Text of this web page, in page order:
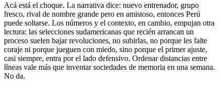
Acá está el choque. La narrativa dice: nuevo entrenador, grupo
fresco, rival de nombre grande pero en amistoso, entonces Perú
puede soltarse. Los números y el contexto, en cambio, empujan otra
lectura: las selecciones sudamericanas que recién arrancan un
proceso suelen bajar revoluciones, no subirlas, no porque les falte
coraje ni porque jueguen con miedo, sino porque el primer ajuste,
casi siempre, entra por el lado defensivo. Ordenar distancias entre
líneas vale más que inventar sociedades de memoria en una semana.
No da.